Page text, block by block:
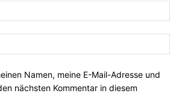
Namen, meine E-Mail-Adresse und
nächsten Kommentar in diesem